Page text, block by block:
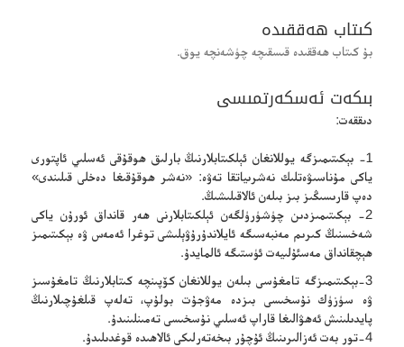
كىتاب ھەققىدە
بۇ كىتاب ھەققىدە قىسقىچە چۈشەنچە يوق.
بىكەت ئەسكەرتمىسى
دىققەت:
1- بېكىتىمىزگە يوللانغان ئېلكىتابلارنىڭ بارلىق ھوقۇقى ئەسلىي ئاپتورى
ياكى مۇناسىۋەتلىك نەشرىياتقا تەۋە: «نەشر ھوقۇقىغا دەخلى قىلىندى»
دەپ قارىسىڭىز بىز بىلەن ئالاقىلىشىڭ.
2- بېكىتىمىزدىن چۈشۈرۈلگەن ئېلكىتابلارنى ھەر قانداق ئورۇن ياكى
شەخسنىڭ كىرىم مەنبەسىگە ئايلاندۇرۇۋېلىشى توغرا ئەمەس ۋە بېكىتىمىز
ھېچقانداق مەسئۇلىيەت ئۈستىگە ئالمايدۇ.
3-بېكىتىمىزگە تامغۇسى بىلەن يوللانغان كۆپىنچە كىتابلارنىڭ تامغۇسىز
ۋە سۈزۈك نۇسخىسى بىزدە مەۋجۇت بولۇپ، تەلەپ قىلغۇچىلارنىڭ
پايدىلىنىش ئەھۋالىغا قاراپ ئەسلىي نۇسخىسى تەمىنلىنىدۇ.
4-تور بەت ئەزالىرىنىڭ ئۇچۇر بىخەتەرلىكى ئالاھىدە قوغدىلىدۇ.